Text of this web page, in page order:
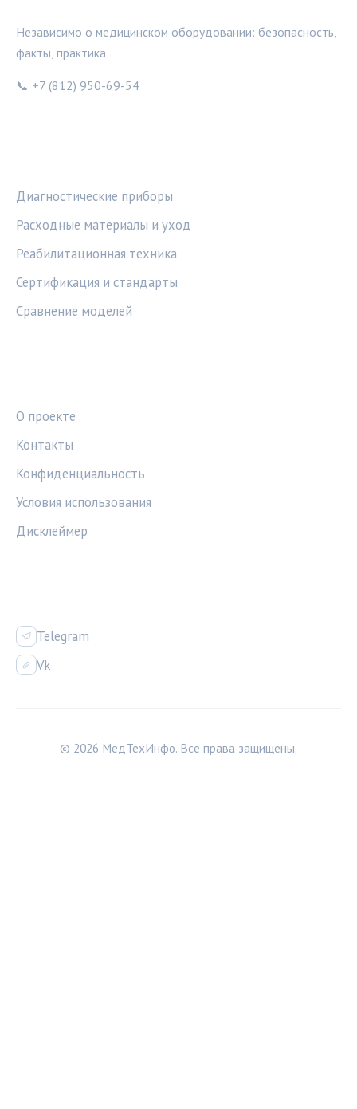
Независимо о медицинском оборудовании: безопасность,
факты, практика
📞 +7 (812) 950-69-54
Диагностические приборы
Расходные материалы и уход
Реабилитационная техника
Сертификация и стандарты
Сравнение моделей
О проекте
Контакты
Конфиденциальность
Условия использования
Дисклеймер
Telegram
Vk
© 2026 МедТехИнфо. Все права защищены.